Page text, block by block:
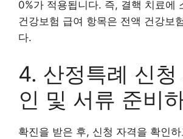
0%가 적용됩니다. 즉, 결핵 치료에
건강보험 급여 항목은 전액 건강보
다.
4. 산정특례 신
인 및 서류 준비
확진을 받은 후, 신청 자격을 확인